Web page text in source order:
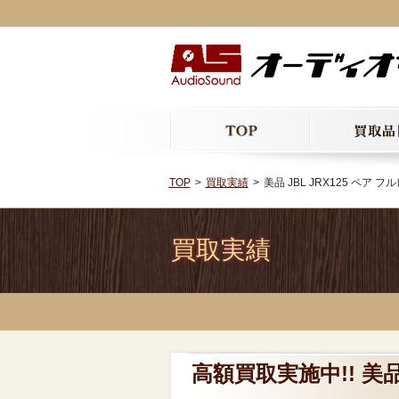
TOP 買取実績 美品 JBL JRX125 ペア フ
買取実績
高額買取実施中!! 美